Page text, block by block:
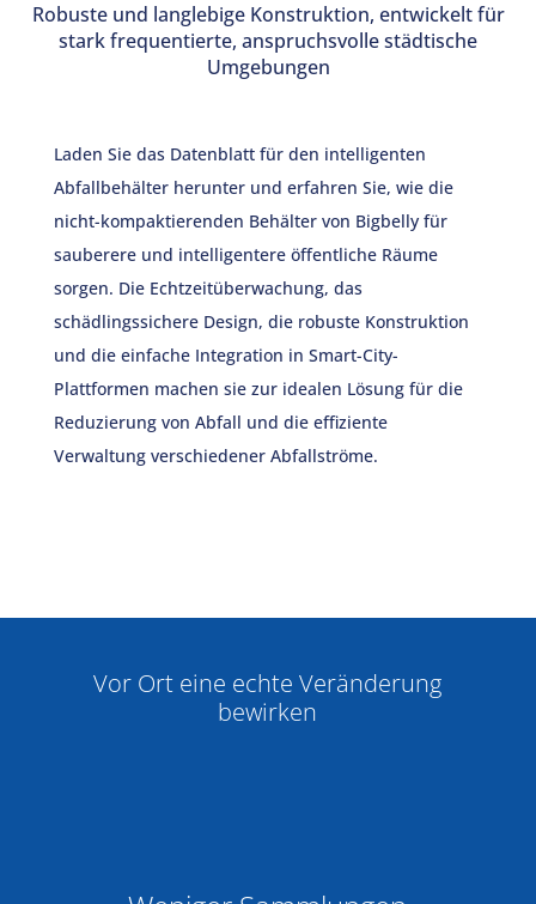
Robuste und langlebige Konstruktion, entwickelt für
stark frequentierte, anspruchsvolle städtische
Umgebungen
Laden Sie das Datenblatt für den intelligenten
Abfallbehälter herunter und erfahren Sie, wie die
nicht-kompaktierenden Behälter von Bigbelly für
sauberere und intelligentere öffentliche Räume
sorgen. Die Echtzeitüberwachung, das
schädlingssichere Design, die robuste Konstruktion
und die einfache Integration in Smart-City-
Plattformen machen sie zur idealen Lösung für die
Reduzierung von Abfall und die effiziente
Verwaltung verschiedener Abfallströme.
Vor Ort eine echte Veränderung
bewirken